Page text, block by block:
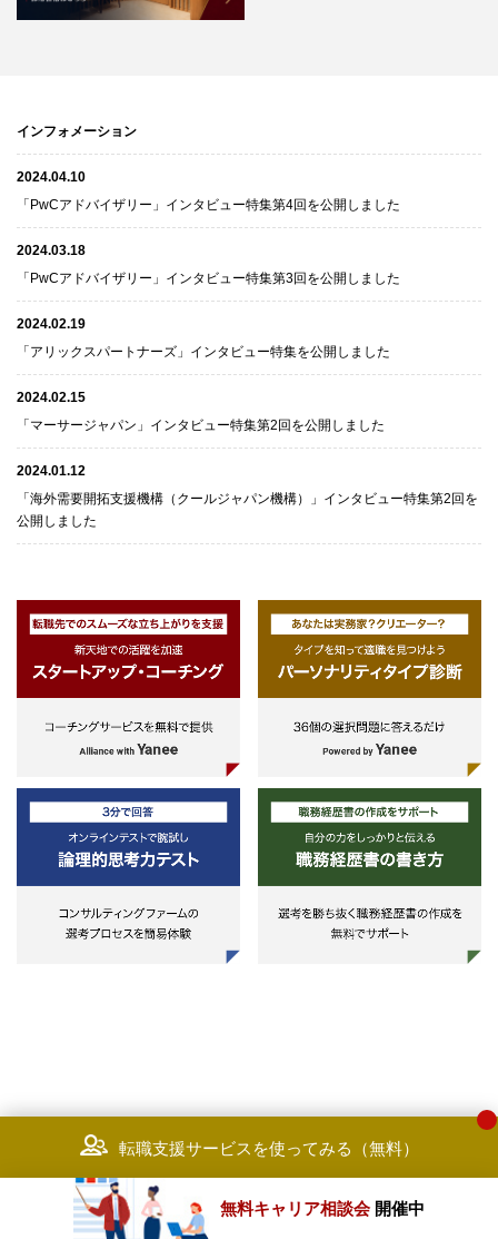
インフォメーション
2024.04.10
「PwCアドバイザリー」インタビュー特集第4回を公開しました
2024.03.18
「PwCアドバイザリー」インタビュー特集第3回を公開しました
2024.02.19
「アリックスパートナーズ」インタビュー特集を公開しました
2024.02.15
「マーサージャパン」インタビュー特集第2回を公開しました
2024.01.12
「海外需要開拓支援機構（クールジャパン機構）」インタビュー特集第2回を
公開しました
転職支援サービスを使ってみる（無料）
無料キャリア相談会 開催中